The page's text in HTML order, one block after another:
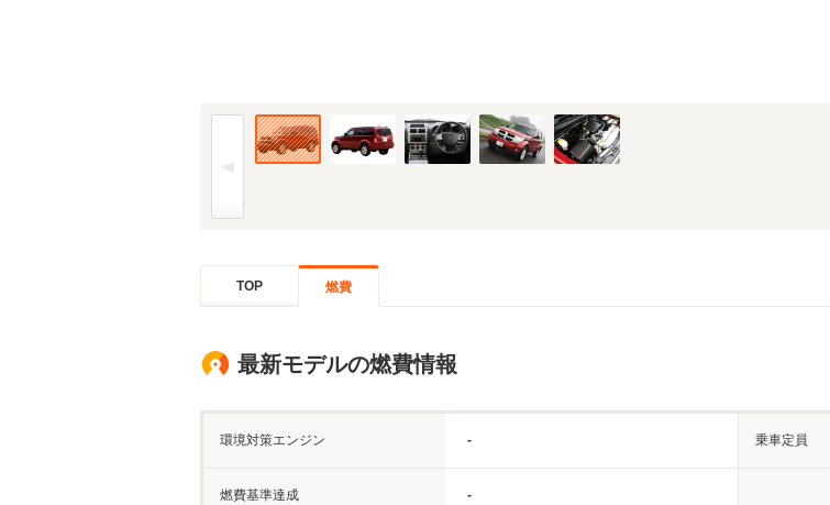
07年(H19)6月、新型時のフロント。仕様はグレードにより異なります (1/5枚)
TOP 燃費
最新モデルの燃費情報
環境対策エンジン - 乗車定員
燃費基準達成
-